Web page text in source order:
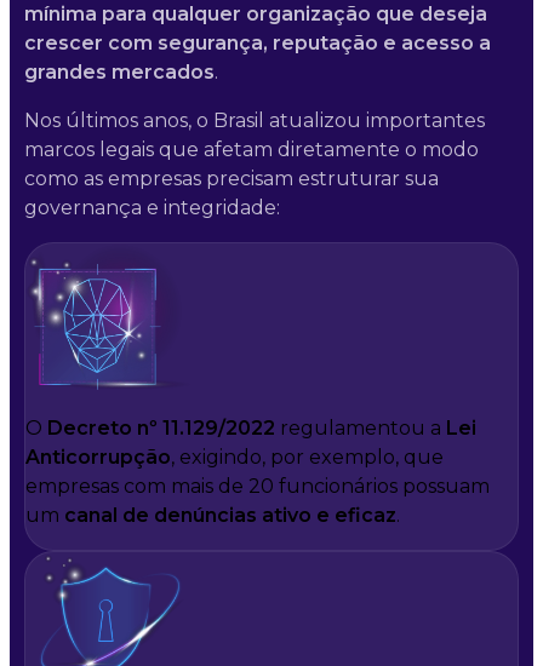
mínima para qualquer organização que deseja
crescer com segurança, reputação e acesso a
grandes mercados.
Nos últimos anos, o Brasil atualizou importantes
marcos legais que afetam diretamente o modo
como as empresas precisam estruturar sua
governança e integridade:
O Decreto nº 11.129/2022 regulamentou a Lei
Anticorrupção, exigindo, por exemplo, que
empresas com mais de 20 funcionários possuam
um canal de denúncias ativo e eficaz.